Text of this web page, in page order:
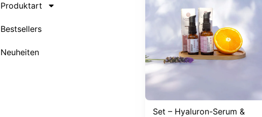
Produktart
Bestsellers
Neuheiten
Set – Hyaluron-Serum &